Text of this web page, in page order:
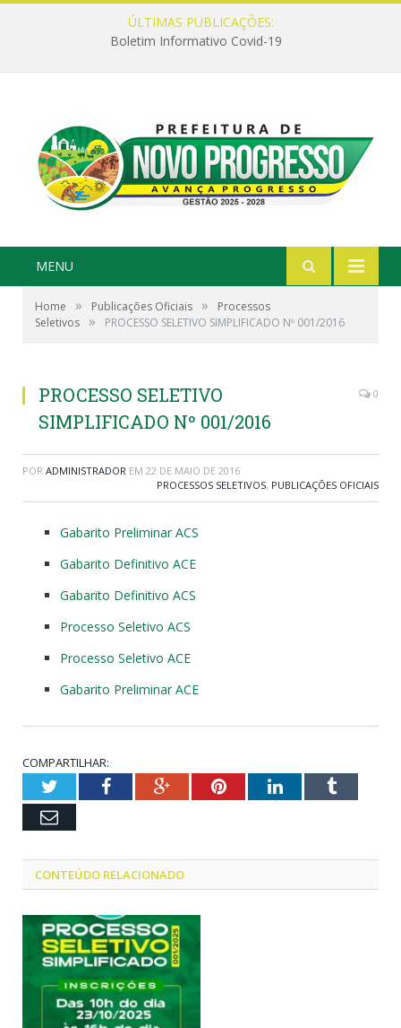
ÚLTIMAS PUBLICAÇÕES:
Boletim Informativo Covid-19
MENU
Home » Publicações Oficiais »
Processos
Seletivos » PROCESSO SELETIVO SIMPLIFICADO Nº 001/2016
PROCESSO SELETIVO
SIMPLIFICADO Nº 001/2016
0
POR ADMINISTRADOR EM 22 DE MAIO DE 2016
PROCESSOS SELETIVOS, PUBLICAÇÕES OFICIAIS
Gabarito Preliminar ACS
Gabarito Definitivo ACE
Gabarito Definitivo ACS
Processo Seletivo ACS
Processo Seletivo ACE
Gabarito Preliminar ACE
COMPARTILHAR:
TwitterFacebookGoogle+PinterestLinkedInTumblr
Email
CONTEÚDO RELACIONADO